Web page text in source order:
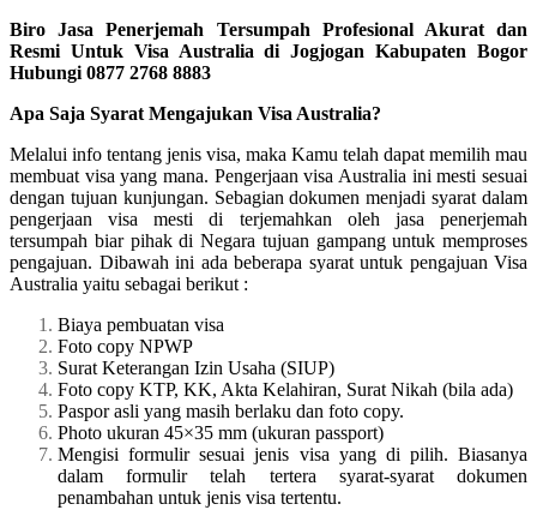
Biro Jasa Penerjemah Tersumpah Profesional Akurat dan
Resmi Untuk Visa Australia di Jogjogan Kabupaten Bogor
Hubungi 0877 2768 8883
Apa Saja Syarat Mengajukan Visa Australia?
Melalui info tentang jenis visa, maka Kamu telah dapat memilih mau
membuat visa yang mana. Pengerjaan visa Australia ini mesti sesuai
dengan tujuan kunjungan. Sebagian dokumen menjadi syarat dalam
pengerjaan visa mesti di terjemahkan oleh jasa penerjemah
tersumpah biar pihak di Negara tujuan gampang untuk memproses
pengajuan. Dibawah ini ada beberapa syarat untuk pengajuan Visa
Australia yaitu sebagai berikut :
Biaya pembuatan visa
Foto copy NPWP
Surat Keterangan Izin Usaha (SIUP)
Foto copy KTP, KK, Akta Kelahiran, Surat Nikah (bila ada)
Paspor asli yang masih berlaku dan foto copy.
Photo ukuran 45×35 mm (ukuran passport)
Mengisi formulir sesuai jenis visa yang di pilih. Biasanya
dalam formulir telah tertera syarat-syarat dokumen
penambahan untuk jenis visa tertentu.